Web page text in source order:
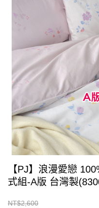
【PJ】浪漫愛戀
式組-A版 台灣製
NT$2,600